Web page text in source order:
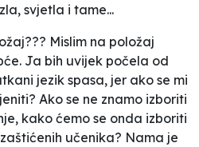
svjetla i tame...
Mislim na položaj
Ja bih uvijek počela od
jezik spasa, jer ako se mi
Ako se ne znamo izboriti
kako ćemo se onda izboriti
učenika? Nama je